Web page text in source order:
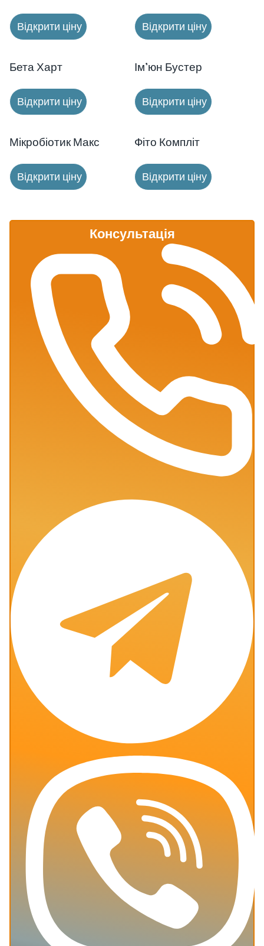
Відкрити ціну Відкрити ціну
Бета Харт
Відкрити ціну
Ім’юн Бустер
Відкрити ціну
Мікробіотик Макс
Відкрити ціну
Фіто Компліт
Відкрити ціну
Консультація